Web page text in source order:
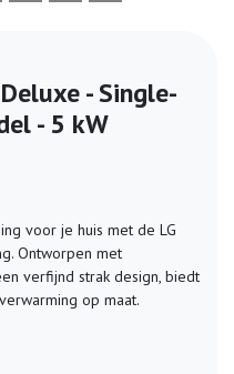
- Single-
- 5 kW
voor je huis met de LG
Ontworpen met
verfijnd strak design, biedt
op maat.